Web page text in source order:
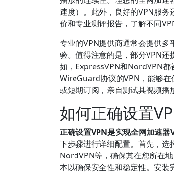
速度）。此外，良好的VPN服
价和专业测评报告，了解不同
专业的VPN提供商通常会提供
验。值得注意的是，部分VPN还
如，ExpressVPN和NordVPN都
WireGuard协议的VPN，能够在
或短期订阅，亲自测试其视频播
如何正确设置
正确设置VPN是实现全网加速器
下步骤进行详细配置。首先，选
NordVPN等，确保其在您所在
本以确保安全性和稳定性。安装